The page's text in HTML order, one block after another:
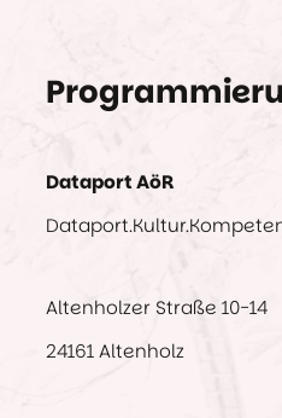
Dataport AöR
Altenholzer Straße 10-14
24161 Altenholz